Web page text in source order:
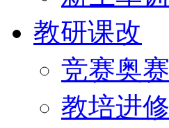
教研课改
竞赛奥赛
教培进修